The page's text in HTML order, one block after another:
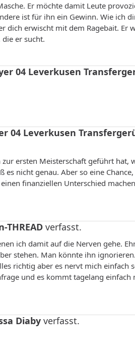
Er möchte damit Leute
ist für ihn ein Gewinn. Wie ich
dich erwischt mit dem Ragebait. Er
er sucht.
04 Leverkusen
04 Leverkusen
ersten Meisterschaft geführt
nicht genau. Aber so eine
finanziellen Unterschied
THREAD verfasst.
ich damit auf die Nerven gehe.
stehen. Man könnte ihn
richtig aber es nervt mich einfach
und es kommt tagelang einfach
Diaby verfasst.